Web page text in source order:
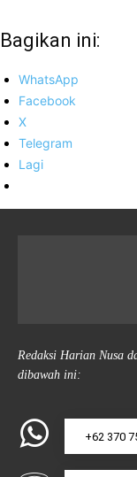
Bagikan ini:
WhatsApp
Facebook
X
Telegram
Lagi
Redaksi Harian Nusa
dibawah ini:
+62 370